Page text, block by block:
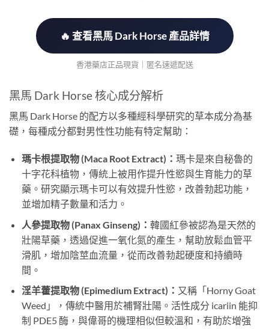
🔥 查看黑馬 Dark Horse 產品詳情
香港藥店正品現貨｜匿名速遞配送
黑馬 Dark Horse 核心成分解析
黑馬 Dark Horse 的配方以多種經科學研究的草本成分為基
礎，每種成分都對男性性功能有特定幫助：
瑪卡根提取物 (Maca Root Extract)： 瑪卡是來自秘魯的
十字花科植物，傳統上被用作提升性慾與生育能力的草
藥。研究顯示瑪卡可以有效提升性慾，改善勃起功能，
並增加精子數量和活力。
人參提取物 (Panax Ginseng)： 韓國紅參被認為是天然的
壯陽草藥，透過促進一氧化氮的產生，幫助放鬆血管平
滑肌，增加陰莖血流量，從而改善勃起硬度和持續時
間。
淫羊藿提取物 (Epimedium Extract)： 又稱「Horny Goat
Weed」，傳統中醫用於補腎壯陽。活性成分 icariin 能抑
制 PDE5 酶，與偉哥的機理相似但較溫和，有助於增強